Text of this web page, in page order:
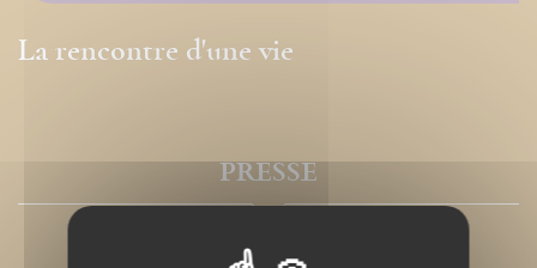
La rencontre d'une vie
PRESSE